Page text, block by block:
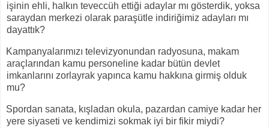
işinin ehli, halkın teveccüh ettiği adaylar mı gösterdik, yoksa
saraydan merkezi olarak paraşütle indiriğimiz adayları mı
dayattık?
Kampanyalarımızı televizyonundan radyosuna, makam
araçlarından kamu personeline kadar bütün devlet
imkanlarını zorlayrak yapınca kamu hakkına girmiş olduk
mu?
Spordan sanata, kışladan okula, pazardan camiye kadar her
yere siyaseti ve kendimizi sokmak iyi bir fikir miydi?